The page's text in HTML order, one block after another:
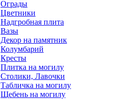
Ограды
Цветники
Надгробная плита
Вазы
Декор на памятник
Колумбарий
Кресты
Плитка на могилу
Столики, Лавочки
Табличка на могилу
Щебень на могилу